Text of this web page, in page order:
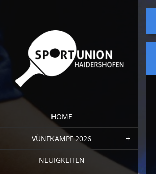
HOME
VÜNFKAMPF 2026
NEUIGKEITEN